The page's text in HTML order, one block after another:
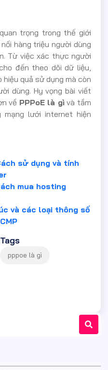
trọng trong thế giới
hàng triệu người dùng
Từ việc xác thực người
đến theo dõi dữ liệu,
hiệu quả sử dụng mà còn
dùng. Hy vọng bài viết
về PPPoE là gìvà tầm
lưới internet hiện
sử dụng và tính
mua hosting
và các loại thông số
Tags